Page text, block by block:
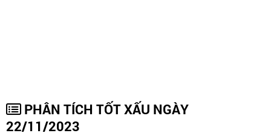
PHÂN TÍCH TỐT XẤU NGÀY
22/11/2023